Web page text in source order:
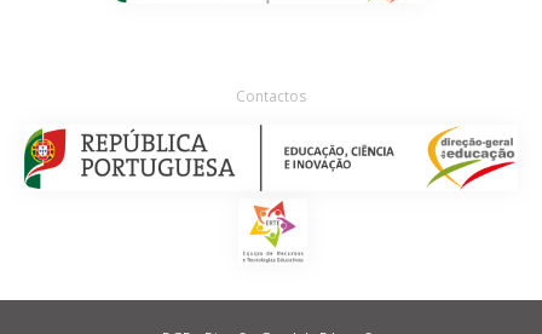
Contactos